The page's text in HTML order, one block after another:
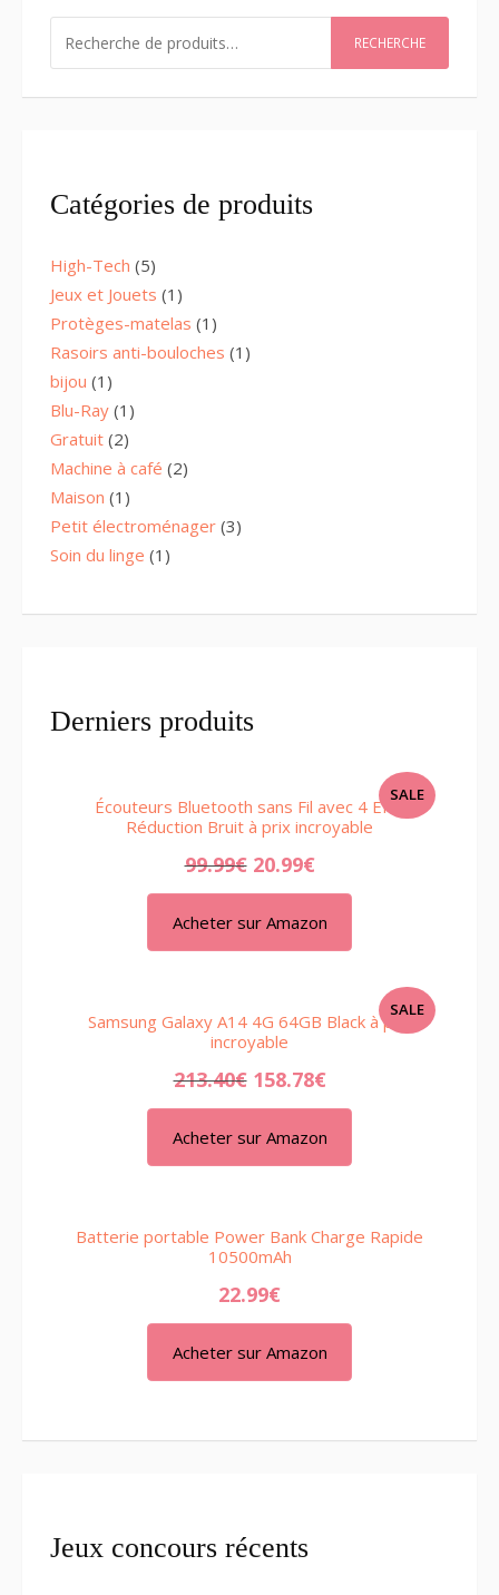
RECHERCHE
Catégories de produits
High-Tech 55
products
Jeux et Jouets 1 1
product
Protèges-matelas 1 1
product
Rasoirs anti-bouloches 1 1
bijou 1 1
product
Blu-Ray 1 1
Gratuit 22
products
Machine à café 22
Maison 1 1
product
Petit électroménager 33
Soin du linge 1 1
Derniers produits
SALEPRODUCT
ON
Écouteurs Bluetooth sans Fil avec 4 ENC
Réduction Bruit à prix incroyable
99.99€ 20.99€
Acheter sur Amazon
SALEPRODUCT
ON
Samsung Galaxy A14 4G 64GB Black à prix
incroyable
213.40€ 158.78€
Acheter sur Amazon
Batterie portable Power Bank Charge Rapide
10500mAh
22.99€
Acheter sur Amazon
Jeux concours récents